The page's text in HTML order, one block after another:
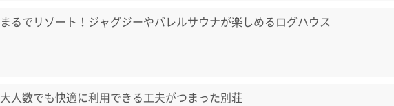
まるでリゾート！ジャグジーやバレルサウナが楽しめるログハウス
大人数でも快適に利用できる工夫がつまった別荘